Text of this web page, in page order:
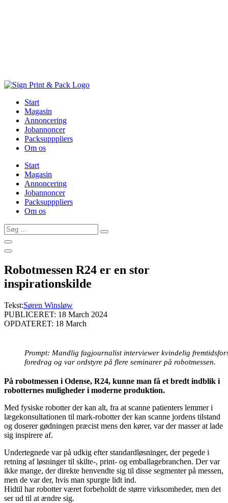
Start
Magasin
Annoncering
Jobannoncer
Packsupppliers
Om os
Start
Magasin
Annoncering
Jobannoncer
Packsupppliers
Om os
Søg
…
Robotmessen R24 er en stor
inspirationskilde
Tekst:Søren Winsløw
PUBLICERET: 18 March 2024
OPDATERET: 18 March
Prompt: Mandlig fagjournalist interviewer kvindelig
foredrag og var ordstyre på flere seminarer på robotmessen.
På robotmessen i Odense, R24, kunne man få et bredt indblik i
robotternes muligheder i moderne produktion.
Med fysiske robotter der kan alt, fra at scanne patienters lemmer i
lægekonsultationen til mark-robotter der kan scanne jordens tilstand
og doserer gødningen præcist mens den kører, var der masser at lade
sig inspirere af.
Undertegnede var på udkig efter standardløsninger, der pegede i
retning af løsninger til skilte-, print- og emballagebranchen. Der var
ikke mange, der direkte henvendte sig til disse segmenter på messen,
men de var der, hvis man spurgte lidt ind.
Hidtil har robotter været forbeholdt de større virksomheder, men det
ser ud til at ændre sig.